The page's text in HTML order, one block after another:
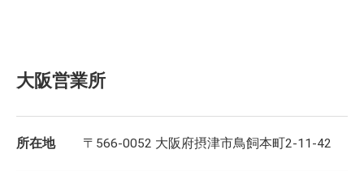
大阪営業所
所在地 〒566-0052 大阪府摂津市鳥飼本町2-11-42